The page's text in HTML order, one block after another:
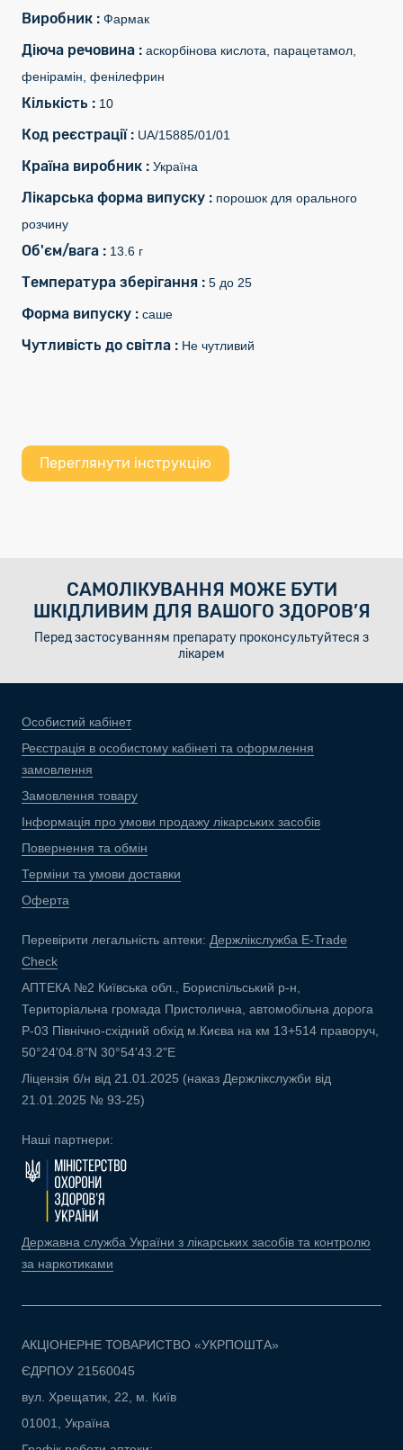
Виробник : Фармак
Діюча речовина : аскорбінова кислота, парацетамол,
фенірамін, фенілефрин
Кількість : 10
Код реєстрації : UA/15885/01/01
Країна виробник : Україна
Лікарська форма випуску : порошок для орального
розчину
Об'єм/вага : 13.6 г
Температура зберігання : 5 до 25
Форма випуску : саше
Чутливість до світла : Не чутливий
Переглянути інструкцію
САМОЛІКУВАННЯ МОЖЕ БУТИ
ШКІДЛИВИМ ДЛЯ ВАШОГО ЗДОРОВ’Я
Перед застосуванням препарату проконсультуйтеся з
лікарем
Особистий кабінет
Реєстрація в особистому кабінеті та оформлення
замовлення
Замовлення товару
Інформація про умови продажу лікарських засобів
Повернення та обмін
Терміни та умови доставки
Оферта
Перевірити легальність аптеки: Держлікслужба E-Trade
Check
АПТЕКА №2 Київська обл., Бориспільський р-н,
Територіальна громада Пристолична, автомобільна дорога
Р-03 Північно-східний обхід м.Києва на км 13+514 праворуч,
50°24'04.8"N 30°54'43.2"E
Ліцензія б/н від 21.01.2025 (наказ Держлікслужби від
21.01.2025 № 93-25)
Наші партнери:
Державна служба України з лікарських засобів та контролю
за наркотиками
АКЦІОНЕРНЕ ТОВАРИСТВО «УКРПОШТА»
ЄДРПОУ 21560045
вул. Хрещатик, 22, м. Київ
01001, Україна